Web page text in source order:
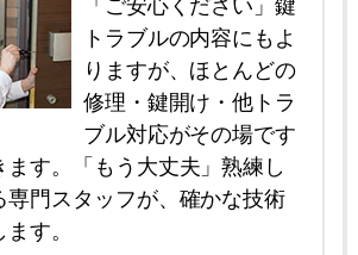
「ご安心ください」鍵
トラブルの内容にもよ
りますが、ほとんどの
修理・鍵開け・他トラ
ブル対応がその場です
ます。「もう大丈夫」熟練し
専門スタッフが、確かな技術
す。